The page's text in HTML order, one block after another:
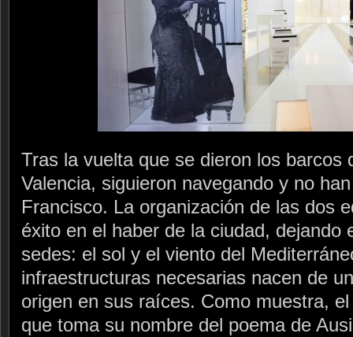
Tras la vuelta que se dieron los barcos
Valencia, siguieron navegando y no
Francisco. La organización de las dos
éxito en el haber de la ciudad, dejando
sedes: el sol y el viento del
infraestructuras necesarias nacen de
origen en sus raíces. Como muestra,
que toma su nombre del poema de